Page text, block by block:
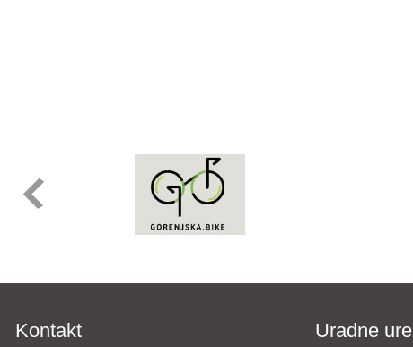
Kontakt Uradne ure